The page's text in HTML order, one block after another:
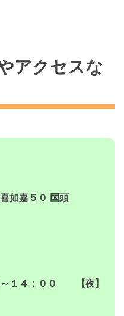
アクセスな
如嘉５０ 国頭
～１４：００ 【夜】